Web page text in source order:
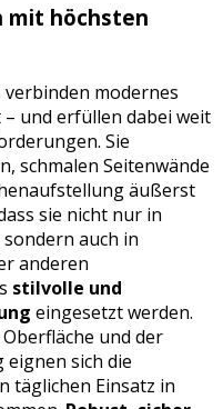
mit höchsten
verbinden modernes
und erfüllen dabei weit
Sie
schmalen Seitenwände
äußerst
sie nicht nur in
auch in
anderen
stilvolle und
eingesetzt werden.
und der
sich die
täglichen Einsatz in